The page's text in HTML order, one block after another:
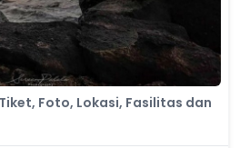
Foto, Lokasi, Fasilitas dan